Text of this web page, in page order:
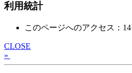
利用統計
このページへのアクセス：
CLOSE
»